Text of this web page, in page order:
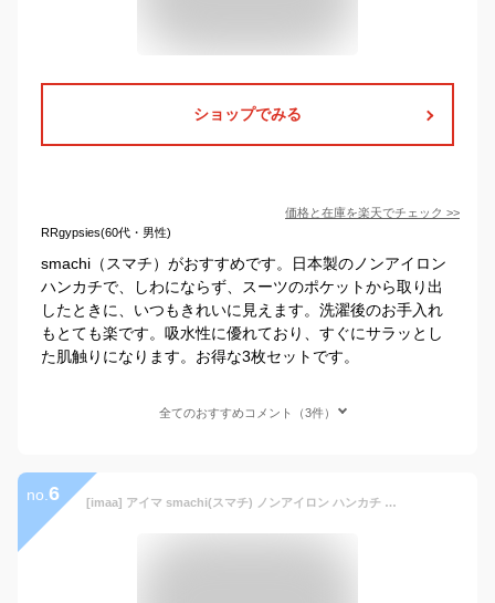
ショップでみる
価格と在庫を楽天でチェック >>
RRgypsies(60代・男性)
smachi（スマチ）がおすすめです。日本製のノンアイロン
ハンカチで、しわにならず、スーツのポケットから取り出
したときに、いつもきれいに見えます。洗濯後のお手入れ
もとても楽です。吸水性に優れており、すぐにサラッとし
た肌触りになります。お得な3枚セットです。
全てのおすすめコメント（3件）
no. 6 [imaa] アイマ smachi(スマチ) ノンアイロン ハンカチ メンズ ギフト 日本製 約25cm×25cm Eセット(3枚)